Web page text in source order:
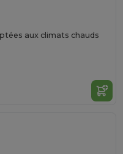
aux climats chauds